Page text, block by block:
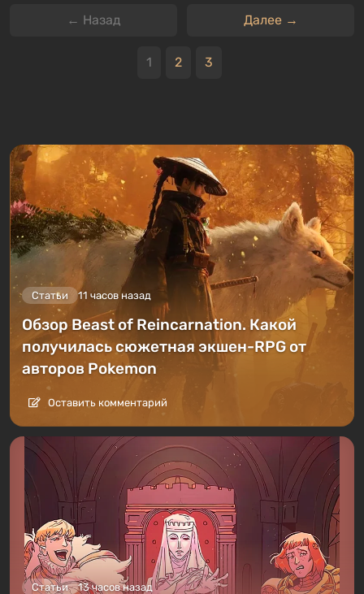
← Назад Далее →
1 2 3
Статьи 11 часов назад
Обзор Beast of Reincarnation. Какой
получилась сюжетная экшен-RPG от
авторов Pokemon
Оставить комментарий
Статьи 13 часов назад